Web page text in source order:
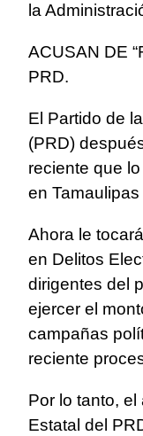
la
ACUSAN DE
PRD.
El Partido de
(PRD)
reciente que
en
Ahora le
en Delitos
dirigentes del
ejercer el
campañas
reciente
Por lo tanto,
Estatal del